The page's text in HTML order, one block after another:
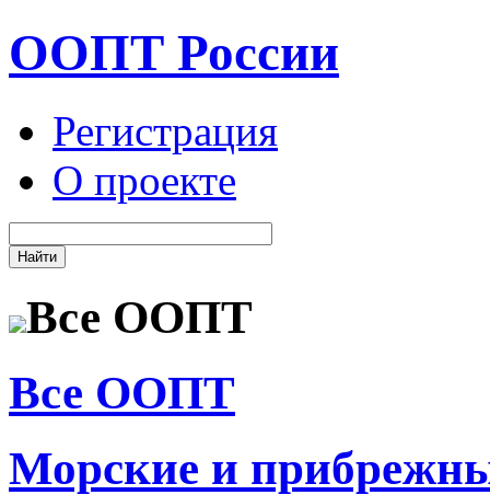
ООПТ России
Регистрация
О проекте
Все ООПТ
Все ООПТ
Морские и